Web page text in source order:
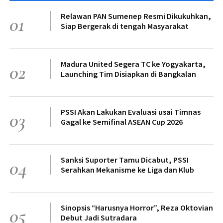
01
Relawan PAN Sumenep Resmi Dikukuhkan,
Siap Bergerak di tengah Masyarakat
02
Madura United Segera TC ke Yogyakarta,
Launching Tim Disiapkan di Bangkalan
03
PSSI Akan Lakukan Evaluasi usai Timnas
Gagal ke Semifinal ASEAN Cup 2026
04
Sanksi Suporter Tamu Dicabut, PSSI
Serahkan Mekanisme ke Liga dan Klub
05
Sinopsis “Harusnya Horror”, Reza Oktovian
Debut Jadi Sutradara